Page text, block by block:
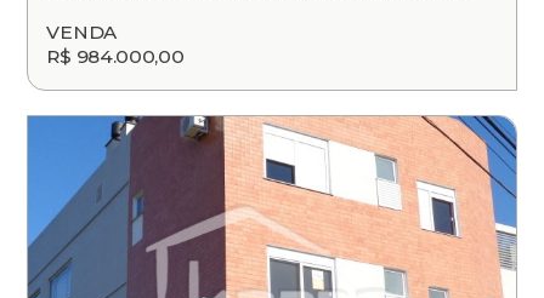
VENDA
R$ 984.000,00